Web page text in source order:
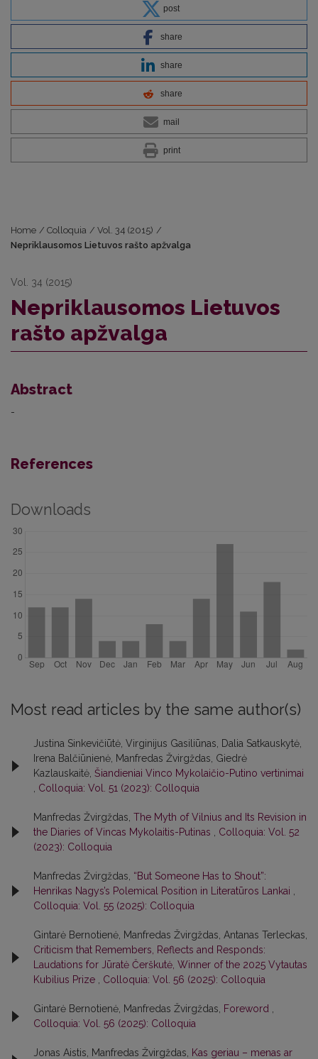
post
share
share
share
mail
print
Home / Colloquia / Vol. 34 (2015) /
Nepriklausomos Lietuvos rašto apžvalga
Vol. 34 (2015)
Nepriklausomos Lietuvos
rašto apžvalga
Abstract
-
References
Downloads
Most read articles by the same author(s)
Justina Sinkevičiūtė, Virginijus Gasiliūnas, Dalia Satkauskytė,
Irena Balčiūnienė, Manfredas Žvirgždas, Giedrė
Kazlauskaitė, Šiandieniai Vinco Mykolaičio-Putino vertinimai
Colloquia: Vol. 51 (2023): Colloquia
Manfredas Žvirgždas, The Myth of Vilnius and Its Revision in
the Diaries of Vincas Mykolaitis-Putinas
Colloquia: Vol. 52
(2023): Colloquia
Manfredas Žvirgždas, “But Someone Has to Shout”:
Henrikas Nagys’s Polemical Position in Literatūros Lankai
Colloquia: Vol. 55 (2025): Colloquia
Gintarė Bernotienė, Manfredas Žvirgždas, Antanas Terleckas,
Criticism that Remembers, Reflects and Responds:
Laudations for Jūratė Čerškutė, Winner of the 2025 Vytautas
Kubilius Prize
Colloquia: Vol. 56 (2025): Colloquia
Gintarė Bernotienė, Manfredas Žvirgždas, Foreword
Colloquia: Vol. 56 (2025): Colloquia
Jonas Aistis, Manfredas Žvirgždas,
Kas geriau – menas ar